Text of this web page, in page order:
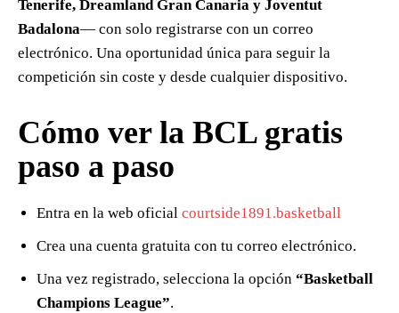
Tenerife, Dreamland Gran Canaria y Joventut
Badalona— con solo registrarse con un correo
electrónico. Una oportunidad única para seguir la
competición sin coste y desde cualquier dispositivo.
Cómo ver la BCL gratis
paso a paso
Entra en la web oficial courtside1891.basketball
Crea una cuenta gratuita con tu correo electrónico.
Una vez registrado, selecciona la opción “Basketball
Champions League”.